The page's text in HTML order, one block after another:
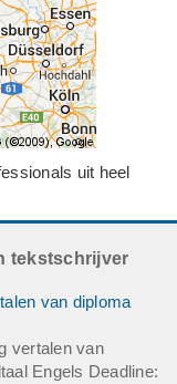
uit heel
tekstschrijver
van diploma
vertalen van
Engels Deadline: